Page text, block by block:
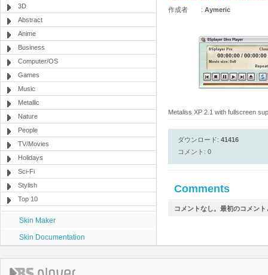
3D
Abstract
Anime
Business
Computer/OS
Games
Music
Metallic
Nature
People
TV/Movies
Holidays
Sci-Fi
Stylish
Top 10
Skin Maker
Skin Documentation
作成者 : Aymeric
Metaliss XP 2.1 with fullscreen
ダウンロード: 41416
コメント: 0
Comments
コメントなし。最初のコメン